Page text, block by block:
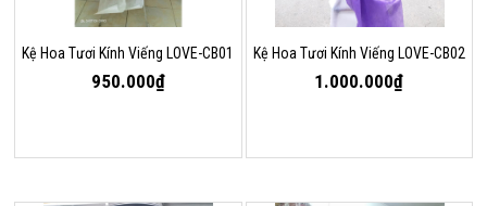
Kệ Hoa Tươi Kính Viếng LOVE-CB01
950.000₫
Kệ Hoa Tươi Kính Viếng LOVE-CB02
1.000.000₫